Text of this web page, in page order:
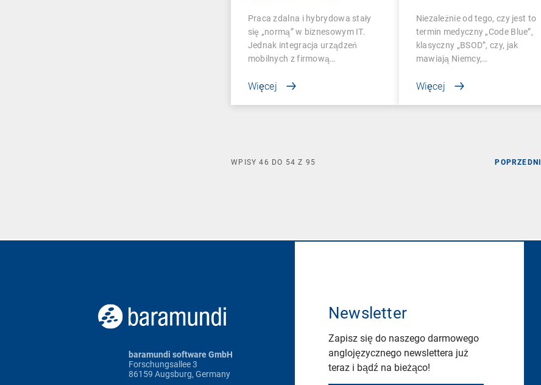
Praca zdalna i hybrydowa stały
się „normą” w biznesowym IT.
Jednak integracja urządzeń
mobilnych z firmową…
Więcej
Niezależnie od tego, czy jest to
termin medyczny „Code Blue”,
klasyczny „BSOD”, czy, jak
mawiają Niemcy,…
Więcej
POPRZEDNI
WPISY46 DO 54 Z 95
baramundi software GmbH
Forschungsallee 3
86159 Augsburg, Germany
Newsletter
Zapisz się do naszego darmowego
anglojęzycznego newslettera już
teraz i bądź na bieżąco!